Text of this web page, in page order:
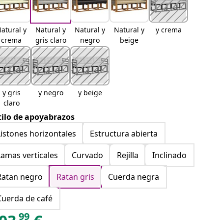
y
crema
Natural y
gris claro
Natural y
negro
Natural y
beige
y crema
y gris
claro
y negro y beige
de apoyabrazos
horizontales
Estructura abierta
verticales
Curvado Rejilla
Inclinado
negro
Ratan gris
Cuerda negra
de café
99